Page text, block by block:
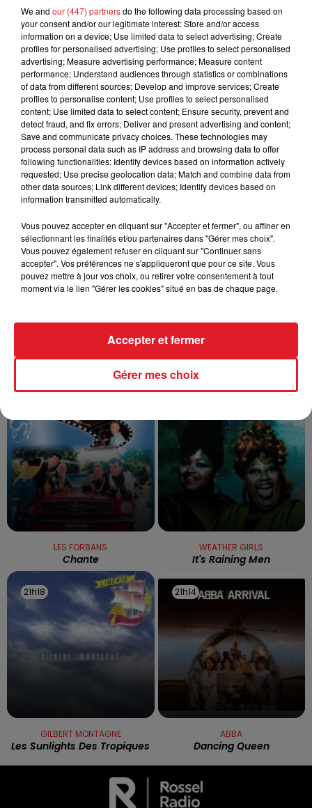
sur l'état de santé de Françoise Hardy,
atteinte d'un cancer et bonne nouvelle :
la chanteuse est "en rémission".
22 novembre 2021
"ALINE" : SUCCÈS POUR LE FILM DE
VALÉRIE LEMERCIER SUR CÉLINE
DION !
Gros carton pour "Aline" au Box-office !
Le film inspiré de la vie de Céline Dion
et réalisé par Valérie Lemercier réalise
un démarrage surprenant dans les...
16 novembre 2021
CÉLINE DION : VOICI LA CHANSON
PRÉFÉRÉE DES FRANÇAIS !
au cinéma, la chaine TMC a proposé
une émission consacrée aux 30 titres
de Céline Dion que les Français...
TITRES DIFFUSÉS
LES FORBANS
Chante
WEATHER GIRLS
It's Raining Men
21h18
21h18
GILBERT MONTAGNE
Les Sunlights Des Tropiques
21h14
21h14
ABBA
Dancing Queen
We and our (447) partnersdo the following data processing based on
your consent and/or our legitimate interest: Store and/or access
information on a device; Use limited data to select advertising; Create
profiles for personalised advertising; Use profiles to select personalised
advertising; Measure advertising performance; Measure content
performance; Understand audiences through statistics or combinations
of data from different sources; Develop and improve services; Create
profiles to personalise content; Use profiles to select personalised
content; Use limited data to select content; Ensure security, prevent and
detect fraud, and fix errors; Deliver and present advertising and content;
Save and communicate privacy choices. These technologies may
process personal data such as IP address and browsing data to offer
following functionalities: Identify devices based on information actively
requested; Use precise geolocation data; Match and combine data from
other data sources; Link different devices; Identify devices based on
information transmitted automatically.
Vous pouvez accepter en cliquant sur "Accepter et fermer", ou affiner en
sélectionnant les finalités et/ou partenaires dans "Gérer mes choix".
Vous pouvez également refuser en cliquant sur "Continuer sans
accepter". Vos préférences ne s'appliqueront que pour ce site. Vous
pouvez mettre à jour vos choix, ou retirer votre consentement à tout
moment via le lien "Gérer les cookies" situé en bas de chaque page.
Gérer mes choix
Accepter et fermer